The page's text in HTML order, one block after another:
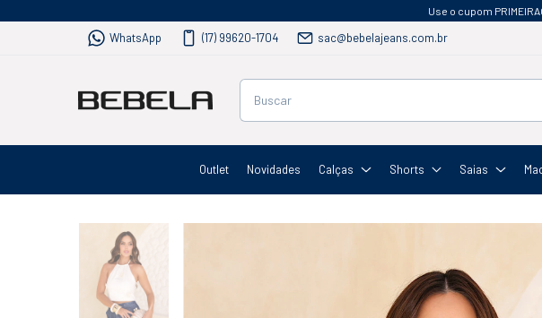
Use o cupom
WhatsApp (17) 99620-1704 sac@bebelajeans.com.br
Outlet Novidades Calças Shorts Saias